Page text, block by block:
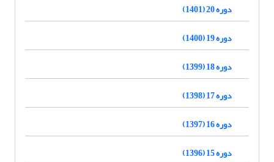
دوره 20 (1401)
دوره 19 (1400)
دوره 18 (1399)
دوره 17 (1398)
دوره 16 (1397)
دوره 15 (1396)